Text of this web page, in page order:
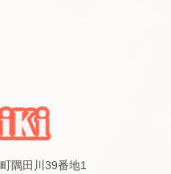
隅田川39番地1